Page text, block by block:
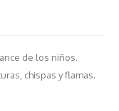
de los niños.
chispas y flamas.